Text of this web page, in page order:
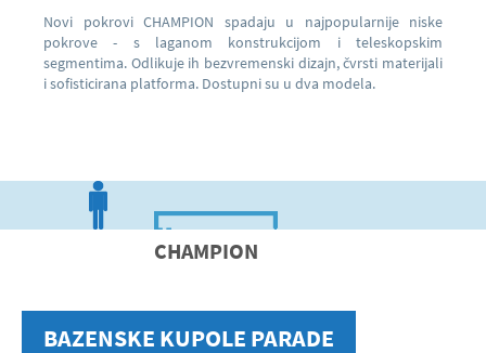
Novi pokrovi CHAMPION spadaju u najpopularnije niske
pokrove - s laganom konstrukcijom i teleskopskim
segmentima. Odlikuje ih bezvremenski dizajn, čvrsti materijali
i sofisticirana platforma. Dostupni su u dva modela.
CHAMPION
BAZENSKE KUPOLE PARADE